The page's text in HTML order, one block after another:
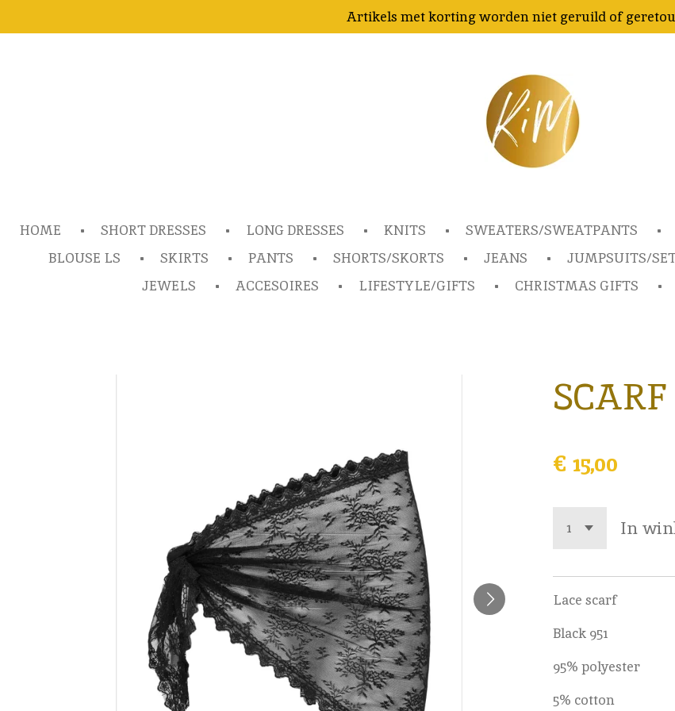
direct
Artikels met korting worden niet geruild of
HOME SHORT DRESSES LONG DRESSES KNITS SWEATERS/SWEATPANTS
BLOUSE LS
SKIRTS PANTS SHORTS/SKORTS JEANS JUMPSUITS/
JEWELS
ACCESOIRES LIFESTYLE/GIFTS CHRISTMAS GIFTS
€ 15,00
In
Lace scarf
Black 951
95% polyester
5% cotton